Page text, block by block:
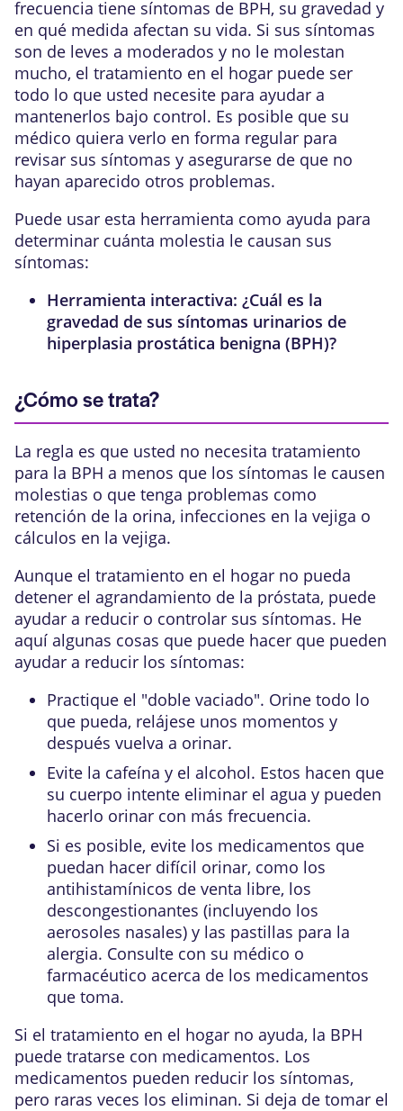
frecuencia tiene síntomas de BPH, su gravedad y
en qué medida afectan su vida. Si sus síntomas
son de leves a moderados y no le molestan
mucho, el tratamiento en el hogar puede ser
todo lo que usted necesite para ayudar a
mantenerlos bajo control. Es posible que su
médico quiera verlo en forma regular para
revisar sus síntomas y asegurarse de que no
hayan aparecido otros problemas.
Puede usar esta herramienta como ayuda para
determinar cuánta molestia le causan sus
síntomas:
Herramienta interactiva: ¿Cuál es la
gravedad de sus síntomas urinarios de
hiperplasia prostática benigna (BPH)?
¿Cómo se trata?
La regla es que usted no necesita tratamiento
para la BPH a menos que los síntomas le causen
molestias o que tenga problemas como
retención de la orina, infecciones en la vejiga o
cálculos en la vejiga.
Aunque el tratamiento en el hogar no pueda
detener el agrandamiento de la próstata, puede
ayudar a reducir o controlar sus síntomas. He
aquí algunas cosas que puede hacer que pueden
ayudar a reducir los síntomas:
Practique el "doble vaciado". Orine todo lo
que pueda, relájese unos momentos y
después vuelva a orinar.
Evite la cafeína y el alcohol. Estos hacen que
su cuerpo intente eliminar el agua y pueden
hacerlo orinar con más frecuencia.
Si es posible, evite los medicamentos que
puedan hacer difícil orinar, como los
antihistamínicos de venta libre, los
descongestionantes (incluyendo los
aerosoles nasales) y las pastillas para la
alergia. Consulte con su médico o
farmacéutico acerca de los medicamentos
que toma.
Si el tratamiento en el hogar no ayuda, la BPH
puede tratarse con medicamentos. Los
medicamentos pueden reducir los síntomas,
pero raras veces los eliminan. Si deja de tomar el